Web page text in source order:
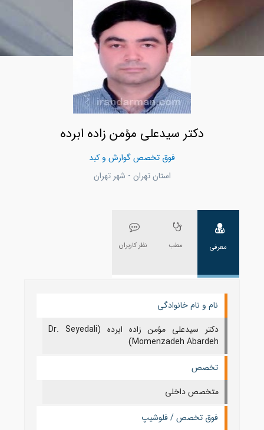
دکتر سیدعلی مؤمن زاده ابرده
فوق تخصص گوارش و کبد
استان تهران - شهر تهران
معرفی مطب نظر کاربران
نام و نام خانوادگی
دکتر سیدعلی مؤمن زاده ابرده (Dr. Seyedali
Momenzadeh Abardeh)
تخصص
متخصص داخلی
فوق تخصص / فلوشیپ